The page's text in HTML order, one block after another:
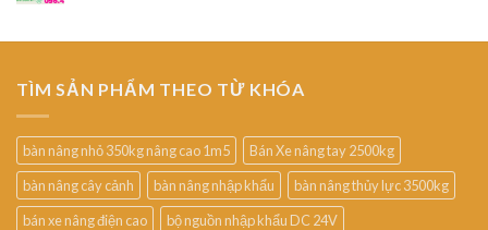
TÌM SẢN PHẨM THEO TỪ KHÓA
bàn nâng nhỏ 350kg nâng cao 1m5
Bán Xe nâng tay 2500kg
bàn nâng cây cảnh
bàn nâng nhập khẩu
bàn nâng thủy lực 3500kg
bán xe nâng điện cao
bộ nguồn nhập khẩu DC 24V